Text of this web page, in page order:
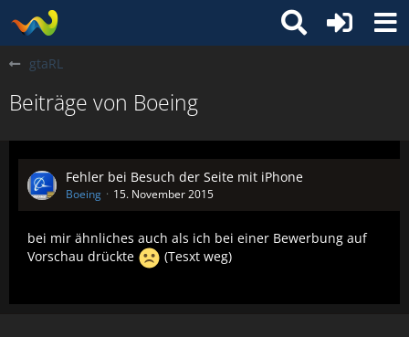
gtaRL
Beiträge von Boeing
Fehler bei Besuch der Seite mit iPhone
Boeing 15. November 2015
bei mir ähnliches auch als ich bei einer Bewerbung auf
Vorschau drückte
(Tesxt weg)